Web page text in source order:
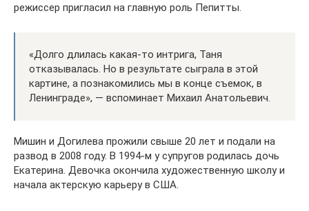
режиссер пригласил на главную роль Пепитты.
«Долго длилась какая-то интрига, Таня
отказывалась. Но в результате сыграла в этой
картине, а познакомились мы в конце съемок, в
Ленинграде», — вспоминает Михаил Анатольевич.
Мишин и Догилева прожили свыше 20 лет и подали на
развод в 2008 году. В 1994-м у супругов родилась дочь
Екатерина. Девочка окончила художественную школу и
начала актерскую карьеру в США.